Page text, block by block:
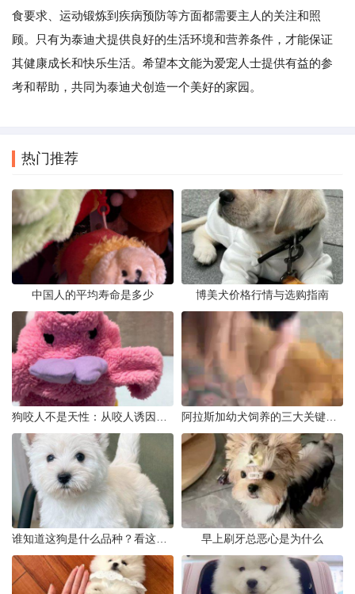
食要求、运动锻炼到疾病预防等方面都需要主人的关注和照
顾。只有为泰迪犬提供良好的生活环境和营养条件，才能保证
其健康成长和快乐生活。希望本文能为爱宠人士提供有益的参
考和帮助，共同为泰迪犬创造一个美好的家园。
热门推荐
中国人的平均寿命是多少 博美犬价格行情与选购指南
早上刷牙总恶心是为什么